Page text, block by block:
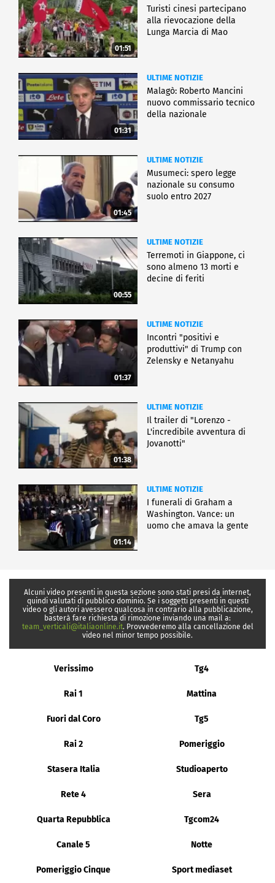
01:51
Turisti cinesi partecipano
alla rievocazione della
Lunga Marcia di Mao
01:31
ULTIME NOTIZIE
Malagò: Roberto Mancini
nuovo commissario tecnico
della nazionale
01:45
ULTIME NOTIZIE
Musumeci: spero legge
nazionale su consumo
suolo entro 2027
00:55
ULTIME NOTIZIE
Terremoti in Giappone, ci
sono almeno 13 morti e
decine di feriti
01:37
ULTIME NOTIZIE
Incontri "positivi e
produttivi" di Trump con
Zelensky e Netanyahu
01:38
ULTIME NOTIZIE
Il trailer di "Lorenzo -
L'incredibile avventura di
Jovanotti"
01:14
ULTIME NOTIZIE
I funerali di Graham a
Washington. Vance: un
uomo che amava la gente
Alcuni video presenti in questa sezione sono stati presi da internet,
quindi valutati di pubblico dominio. Se i soggetti presenti in questi
video o gli autori avessero qualcosa in contrario alla pubblicazione,
basterà fare richiesta di rimozione inviando una mail a:
team_verticali@italiaonline.it. Provvederemo alla cancellazione del
video nel minor tempo possibile.
Verissimo Tg4
Rai 1 Mattina
Fuori dal Coro Tg5
Rai 2 Pomeriggio
Stasera Italia Studioaperto
Rete 4 Sera
Quarta Repubblica Tgcom24
Canale 5 Notte
Pomeriggio Cinque Sport mediaset